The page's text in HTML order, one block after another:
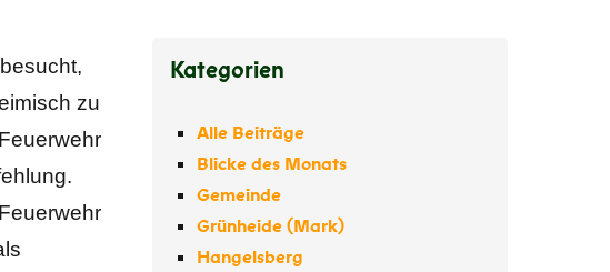
zu
Kategorien
Alle Beiträge
Blicke des Monats
Gemeinde
Grünheide (Mark)
Hangelsberg